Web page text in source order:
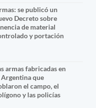
se publicó un
Decreto sobre
de material
y portación
armas fabricadas en
Argentina que
el campo, el
y las policías